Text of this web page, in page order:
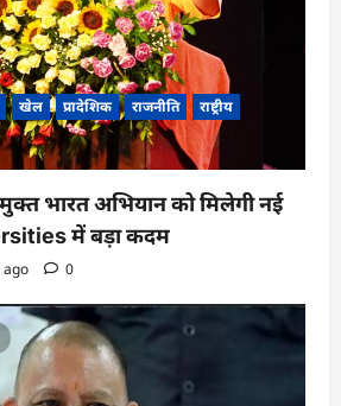
खेल प्रादेशिक राजनीति
राष्ट्रीय
भारत अभियान को मिलेगी नई
में बड़ा कदम
ago 0